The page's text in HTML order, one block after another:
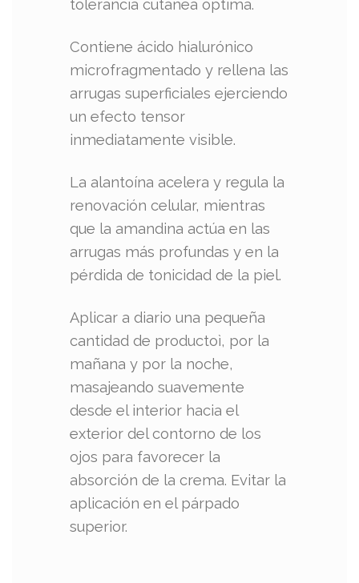
tolerancia cutánea óptima.
Contiene ácido hialurónico
microfragmentado y rellena las
arrugas superficiales ejerciendo
un efecto tensor
inmediatamente visible.
La alantoína acelera y regula la
renovación celular, mientras
que la amandina actúa en las
arrugas más profundas y en la
pérdida de tonicidad de la piel.
Aplicar a diario una pequeña
cantidad de productoì, por la
mañana y por la noche,
masajeando suavemente
desde el interior hacia el
exterior del contorno de los
ojos para favorecer la
absorción de la crema. Evitar la
aplicación en el párpado
superior.